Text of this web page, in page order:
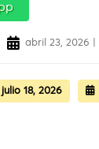
abril 23, 2026 |
julio 18, 2026